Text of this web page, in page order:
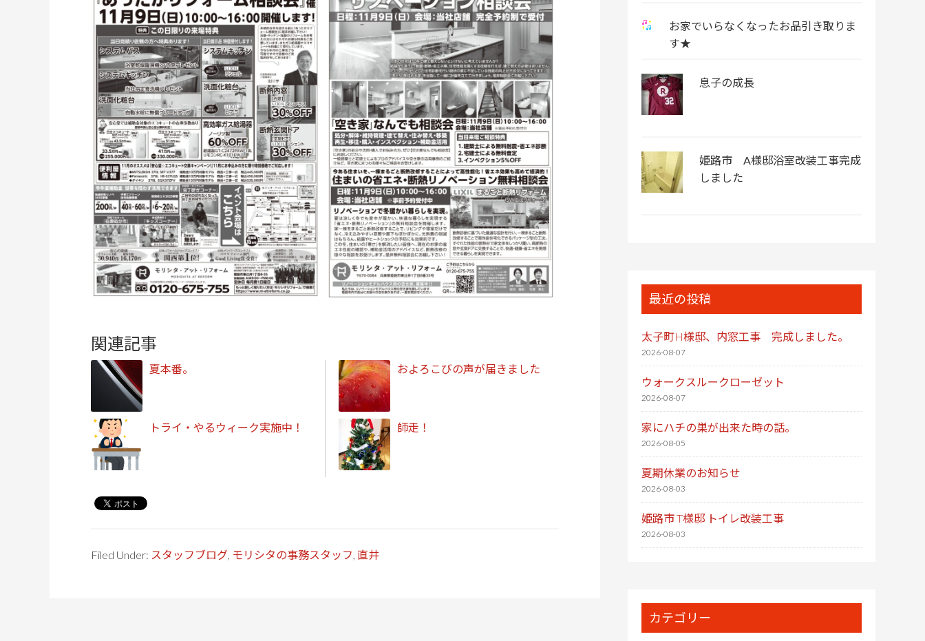
関連記事
夏本番。
トライ・やるウィーク実施中！
およろこびの声が届きました
師走！
Filed Under: スタッフブログ モリシタの事務スタッフ 直井
お家でいらなくなったお品引き取りま
す★
息子の成長
姫路市 A様邸浴室改装工事完成
しました
最近の投稿
太子町H様邸、内窓工事 完成しました。
2026-08-07
ウォークスルークローゼット
2026-08-07
家にハチの巣が出来た時の話。
2026-08-05
夏期休業のお知らせ
2026-08-03
姫路市 T様邸 トイレ改装工事
2026-08-03
カテゴリー